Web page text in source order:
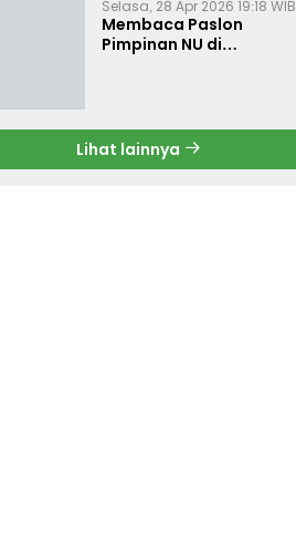
Selasa, 28 Apr 2026 19:18 WIB
Membaca Paslon
Pimpinan NU di
Lihat lainnya